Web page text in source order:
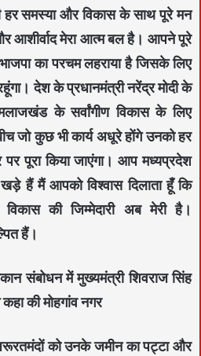
समस्या और विकास के साथ पूरे मन
आशीर्वाद मेरा आत्म बल है। आपने पूरे
का परचम लहराया है जिसके लिए
देश के प्रधानमंत्री नरेंद्र मोदी के
के सर्वांगीण विकास के लिए
जो कुछ भी कार्य अधूरे होंगे उनको हर
पूरा किया जाएंगा। आप मध्यप्रदेश
हैं मैं आपको विश्वास दिलाता हूँ कि
की जिम्मेदारी अब मेरी है।
हैं।
संबोधन में मुख्यमंत्री शिवराज सिंह
की मोहगांव नगर
को उनके जमीन का पट्टा और